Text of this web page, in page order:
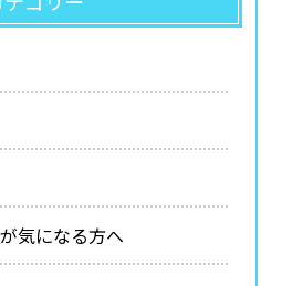
気になる方へ